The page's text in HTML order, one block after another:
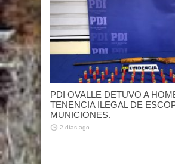
PDI OVALLE DETUVO A
TENENCIA ILEGAL DE
MUNICIONES.
2 días ago